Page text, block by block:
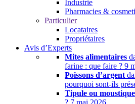
Industrie
Pharmacies &
Particulier
Locataires
Propriétaires
Avis d’Experts
Mites alimentaires
farine : que faire ? 9
Poissons d’argent
pourquoi sont-ils
Tipule ou moustique
? 7 mai 2026